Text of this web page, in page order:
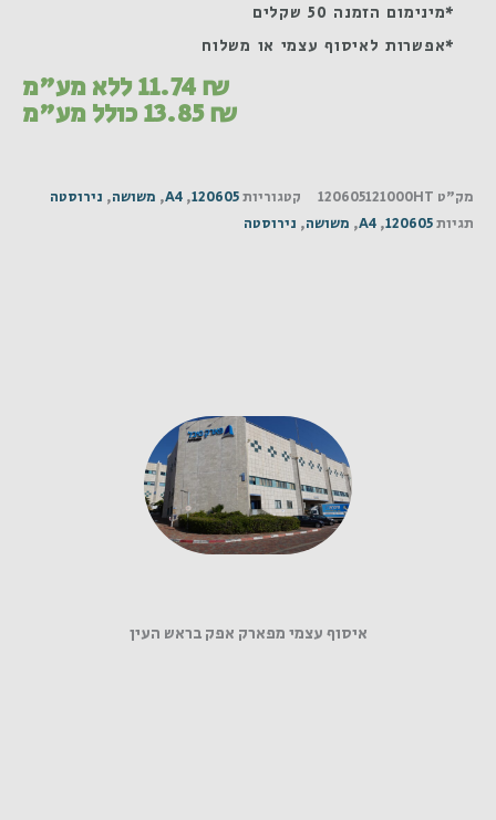
*מינימום הזמנה 50 שקלים
*אפשרות לאיסוף עצמי או משלוח
11.74₪ ללא מע"מ
13.85₪ כולל מע"מ
מק"ט 120605121000HT קטגוריות120605
,
A4
, משושה, נירוסטה
תגיות120605
,
A4
, משושה, נירוסטה
איסוף עצמי מפארק אפק בראש העין